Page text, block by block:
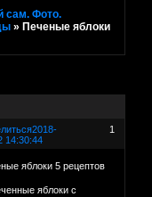
сам. Фото.
» Печеные яблоки
1
2018-
14:30:44
яблоки 5 рецептов
яблоки с